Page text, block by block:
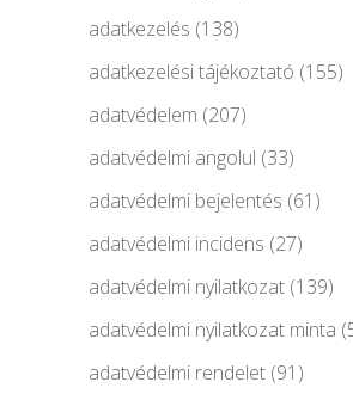
adatkezelés (138)
adatkezelési tájékoztató (155)
adatvédelem (207)
adatvédelmi angolul (33)
adatvédelmi bejelentés (61)
adatvédelmi incidens (27)
adatvédelmi nyilatkozat (139)
adatvédelmi nyilatkozat minta
adatvédelmi rendelet (91)